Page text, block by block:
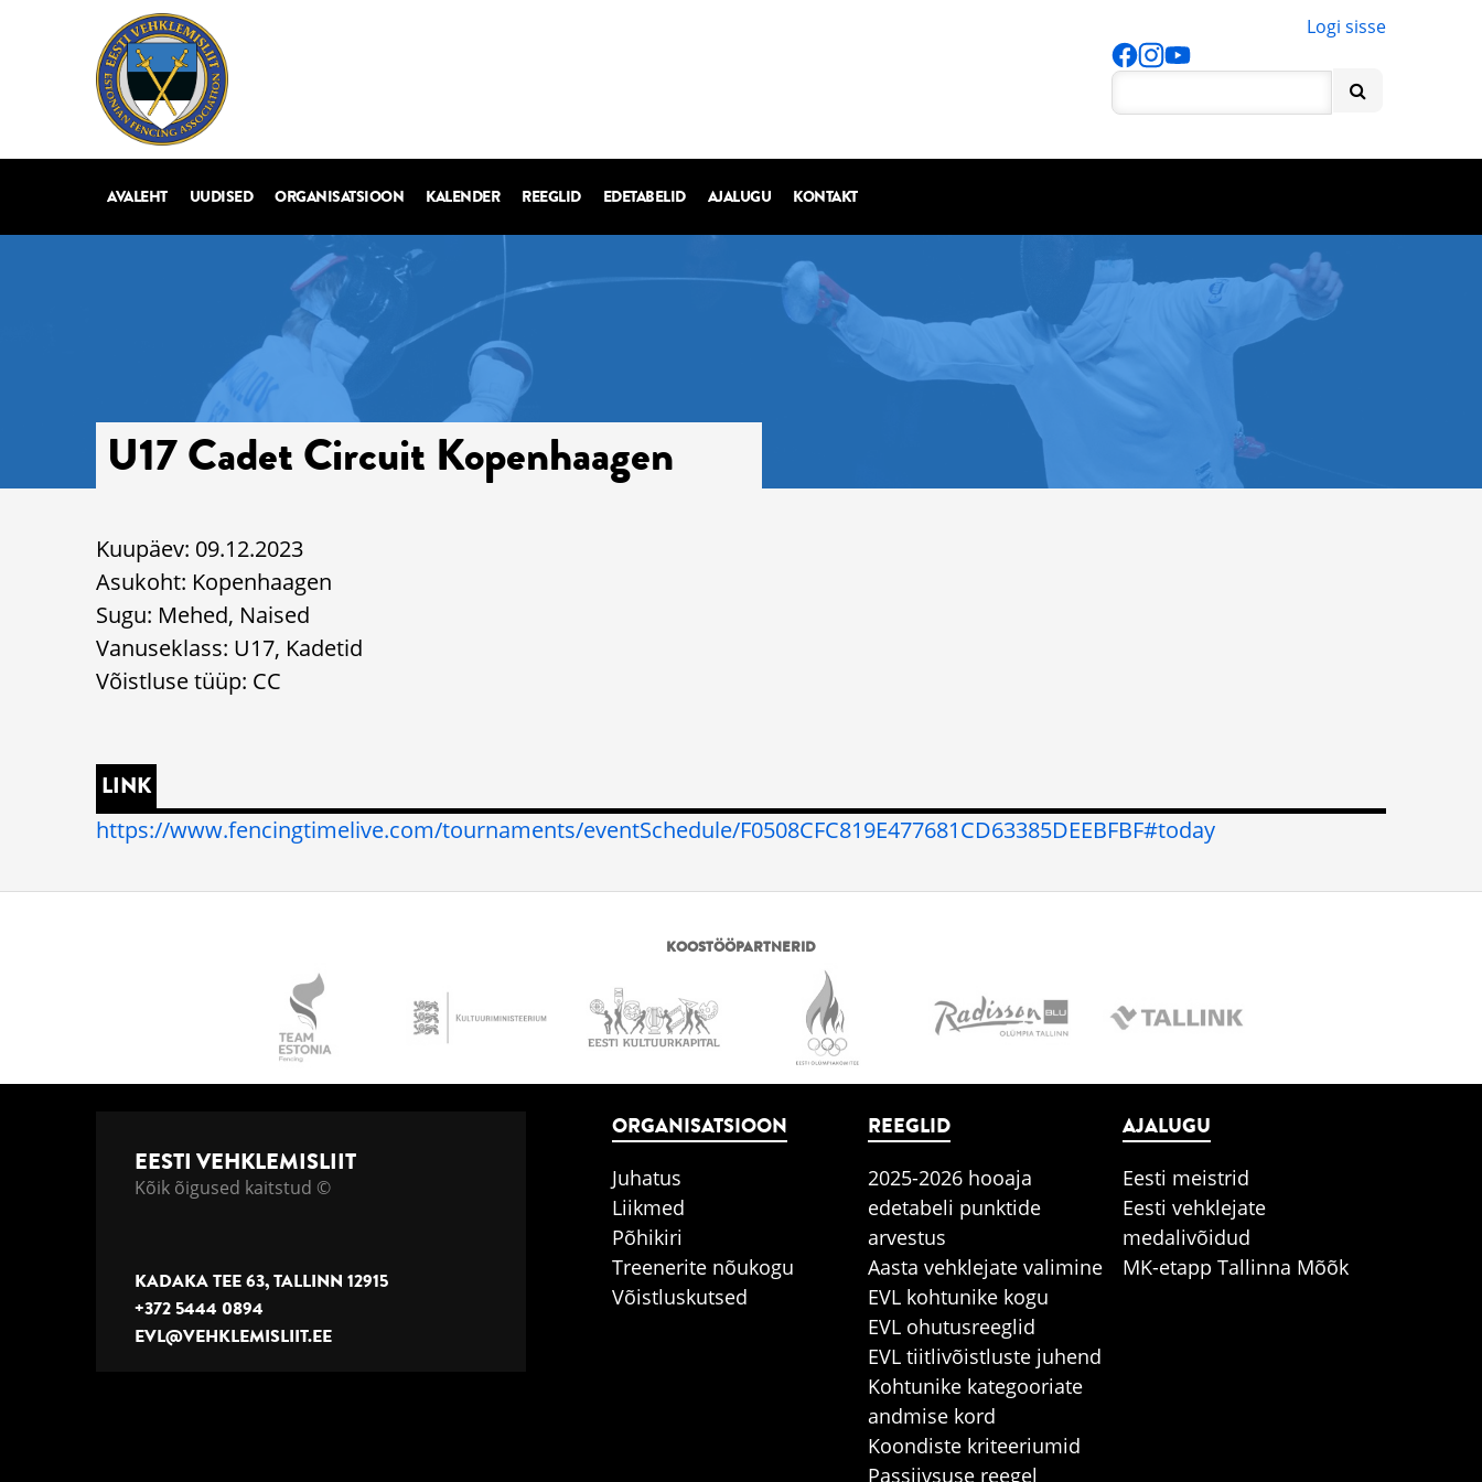
Logi sisse
AVALEHT UUDISED ORGANISATSIOON KALENDER REEGLID EDETABELID AJALUGU KONTAKT
U17 Cadet Circuit Kopenhaagen
Kuupäev: 09.12.2023
Asukoht: Kopenhaagen
Sugu: Mehed, Naised
Vanuseklass: U17, Kadetid
Võistluse tüüp: CC
LINK
https://www.fencingtimelive.com/tournaments/eventSchedule/F0508CFC819E477681CD63385DEEBFBF#today
KOOSTÖÖPARTNERID
EESTI VEHKLEMISLIIT
Kõik õigused kaitstud ©
KADAKA TEE 63, TALLINN 12915
+372 5444 0894
EVL@VEHKLEMISLIIT.EE
ORGANISATSIOON
Juhatus
Liikmed
Põhikiri
Treenerite nõukogu
Võistluskutsed
REEGLID
2025-2026 hooaja
edetabeli punktide
arvestus
Aasta vehklejate valimine
EVL kohtunike kogu
EVL ohutusreeglid
EVL tiitlivõistluste juhend
Kohtunike kategooriate
andmise kord
Koondiste kriteeriumid
Passiivsuse reegel
AJALUGU
Eesti meistrid
Eesti vehklejate
medalivõidud
MK-etapp Tallinna Mõõk